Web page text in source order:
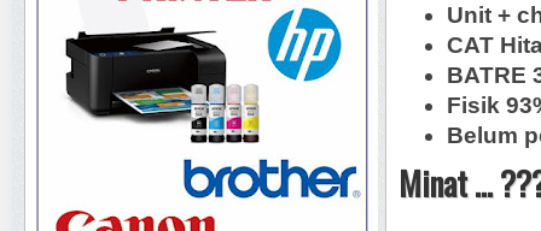
Unit +
CAT
BATRE
Fisik
Belum
Minat ...